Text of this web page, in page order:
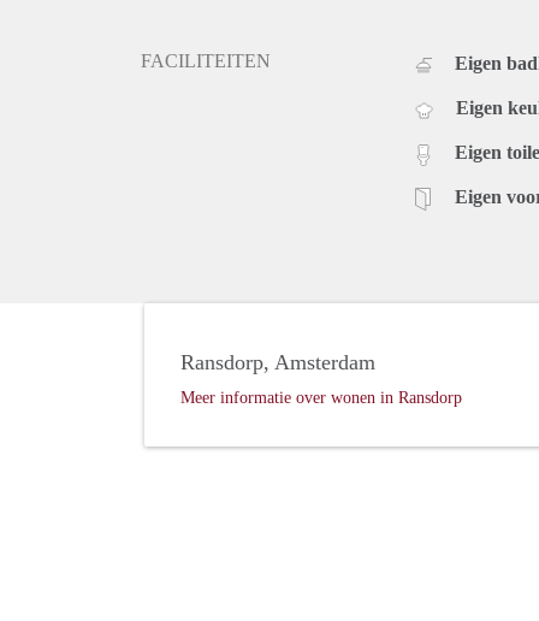
FACILITEITEN Eigen
Eigen
Eigen
Eigen
Ransdorp, Amsterdam
Meer informatie over wonen in Ransdorp